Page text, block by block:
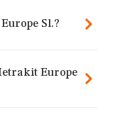
Sl.?
Europe